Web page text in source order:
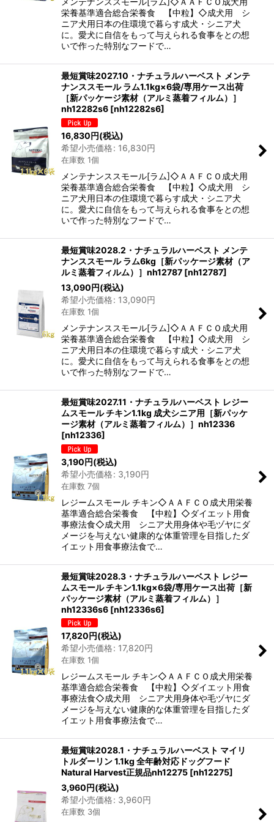
栄養基準適合総合栄養食 【中粒】◇成犬用 シ
ニア犬用日本の住環境で暮らす成犬・シニア犬
に。愛犬に自信をもって与えられる食事をとの想
いで作った特別なフードで…
最短賞味2027.10・ナチュラルハーベスト メンテ
ナンススモール ラム1.1kg×6袋/専用ケース出荷
［新パッケージ素材（アルミ蒸着フィルム）］
nh12282s6 [nh12282s6]
16,830円(税込)
希望小売価格: 16,830円
在庫数 1個
メンテナンススモール[ラム]◇ＡＡＦＣＯ成犬用
栄養基準適合総合栄養食 【中粒】◇成犬用 シ
ニア犬用日本の住環境で暮らす成犬・シニア犬
に。愛犬に自信をもって与えられる食事をとの想
いで作った特別なフードで…
最短賞味2028.2・ナチュラルハーベスト メンテ
ナンススモール ラム6kg［新パッケージ素材（ア
ルミ蒸着フィルム）］nh12787 [nh12787]
13,090円(税込)
希望小売価格: 13,090円
在庫数 1個
メンテナンススモール[ラム]◇ＡＡＦＣＯ成犬用
栄養基準適合総合栄養食 【中粒】◇成犬用 シ
ニア犬用日本の住環境で暮らす成犬・シニア犬
に。愛犬に自信をもって与えられる食事をとの想
いで作った特別なフードで…
最短賞味2027.11・ナチュラルハーベスト レジー
ムスモール チキン1.1kg 成犬シニア用［新パッケ
ージ素材（アルミ蒸着フィルム）］nh12336
[nh12336]
3,190円(税込)
希望小売価格: 3,190円
在庫数 7個
レジームスモール チキン◇ＡＡＦＣＯ成犬用栄養
基準適合総合栄養食 【中粒】◇ダイエット用食
事療法食◇成犬用 シニア犬用身体や毛ヅヤにダ
メージを与えない健康的な体重管理を目指したダ
イエット用食事療法食で…
最短賞味2028.3・ナチュラルハーベスト レジー
ムスモール チキン1.1kg×6袋/専用ケース出荷［新
パッケージ素材（アルミ蒸着フィルム）］
nh12336s6 [nh12336s6]
17,820円(税込)
希望小売価格: 17,820円
在庫数 1個
レジームスモール チキン◇ＡＡＦＣＯ成犬用栄養
基準適合総合栄養食 【中粒】◇ダイエット用食
事療法食◇成犬用 シニア犬用身体や毛ヅヤにダ
メージを与えない健康的な体重管理を目指したダ
イエット用食事療法食で…
最短賞味2028.1・ナチュラルハーベスト マイリ
トルダーリン 1.1kg 全年齢対応ドッグフード
Natural Harvest正規品nh12275 [nh12275]
3,960円(税込)
希望小売価格: 3,960円
在庫数 3個